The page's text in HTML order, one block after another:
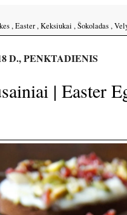
,Easter,Keksiukai ,Šokoladas,
D., PENKTADIENIS
| Easter